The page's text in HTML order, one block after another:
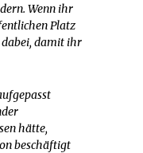
Wenn ihr
Platz
dabei, damit ihr
hätte,
beschäftigt